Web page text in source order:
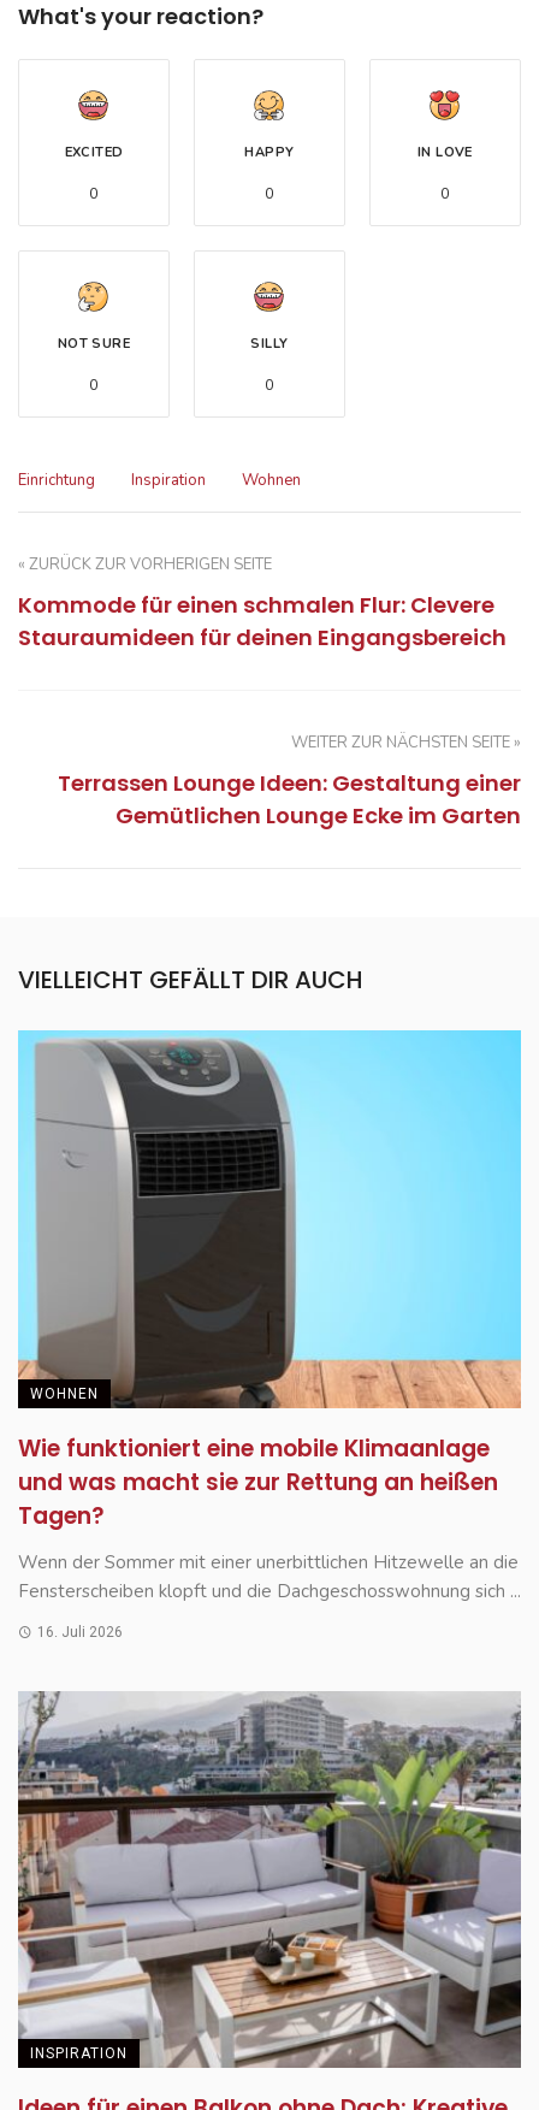
What's your reaction?
EXCITED
0
HAPPY
0
IN LOVE
0
NOT SURE
0
SILLY
0
Einrichtung Inspiration Wohnen
« ZURÜCK ZUR VORHERIGEN SEITE
Kommode für einen schmalen Flur: Clevere
Stauraumideen für deinen Eingangsbereich
WEITER ZUR NÄCHSTEN SEITE »
Terrassen Lounge Ideen: Gestaltung einer
Gemütlichen Lounge Ecke im Garten
VIELLEICHT GEFÄLLT DIR AUCH
WOHNEN
Wie funktioniert eine mobile Klimaanlage
und was macht sie zur Rettung an heißen
Tagen?
Wenn der Sommer mit einer unerbittlichen Hitzewelle an die
Fensterscheiben klopft und die Dachgeschosswohnung sich ...
16. Juli 2026
INSPIRATION